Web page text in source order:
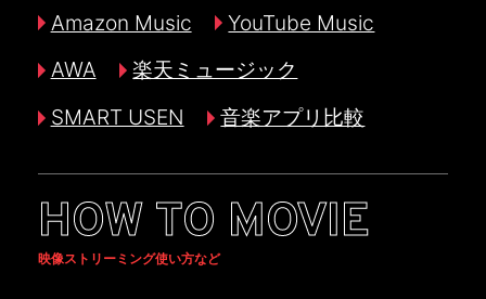
Amazon Music
YouTube Music
AWA
楽天ミュージック
SMART USEN
音楽アプリ比較
HOW TO MOVIE
映像ストリーミング使い方など